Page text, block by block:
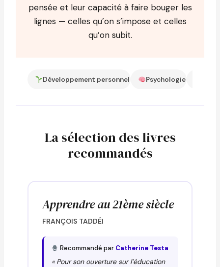
pensée et leur capacité à faire bouger les
lignes — celles qu’on s’impose et celles
qu’on subit.
Développement personnel Psychologie
La sélection des livres
recommandés
Apprendre au 21ème siècle
FRANÇOIS TADDÉI
Recommandé par Catherine Testa
« Pour son ouverture sur l’éducation